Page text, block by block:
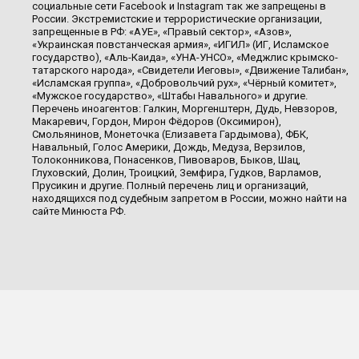
социальные сети Facebook и Instagram так же запрещены в
России. Экстремистские и террористические организации,
запрещенные в РФ: «АУЕ», «Правый сектор», «Азов»,
«Украинская повстанческая армия», «ИГИЛ» (ИГ, Исламское
государство), «Аль-Каида», «УНА-УНСО», «Меджлис крымско-
татарского народа», «Свидетели Иеговы», «Движение Талибан»,
«Исламская группа», «Добровольчий рух», «Чёрный комитет»,
«Мужское государство», «Штабы Навального» и другие.
Перечень иноагентов: Галкин, Моргенштерн, Дудь, Невзоров,
Макаревич, Гордон, Мирон Фёдоров (Оксимирон),
Смольянинов, Монеточка (Елизавета Гардымова), ФБК,
Навальный, Голос Америки, Дождь, Медуза, Верзилов,
Толоконникова, Понасенков, Пивоваров, Быков, Шац,
Глуховский, Долин, Троицкий, Земфира, Гудков, Варламов,
Прусикин и другие. Полный перечень лиц и организаций,
находящихся под судебным запретом в России, можно найти на
сайте Минюста РФ.